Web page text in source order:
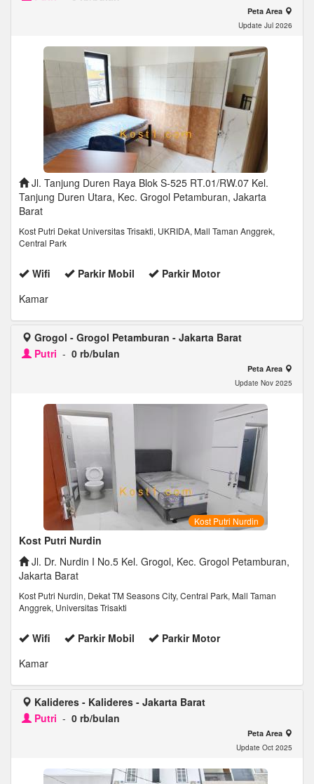
Peta Area
Update Jul 2026
Jl. Tanjung Duren Raya Blok S-525 RT.01/RW.07 Kel.
Tanjung Duren Utara, Kec. Grogol Petamburan, Jakarta
Barat
Kost Putri Dekat Universitas Trisakti, UKRIDA, Mall Taman Anggrek,
Central Park
Wifi Parkir Mobil
Parkir Motor
Kamar
Grogol - Grogol Petamburan - Jakarta Barat
Putri - 0 rb/bulan
Peta Area
Update Nov 2025
Kost Putri Nurdin
Kost Putri Nurdin
Jl. Dr. Nurdin I No.5 Kel. Grogol, Kec. Grogol Petamburan,
Jakarta Barat
Kost Putri Nurdin, Dekat TM Seasons City, Central Park, Mall Taman
Anggrek, Universitas Trisakti
Wifi Parkir Mobil
Parkir Motor
Kamar
Kalideres - Kalideres - Jakarta Barat
Putri - 0 rb/bulan
Peta Area
Update Oct 2025